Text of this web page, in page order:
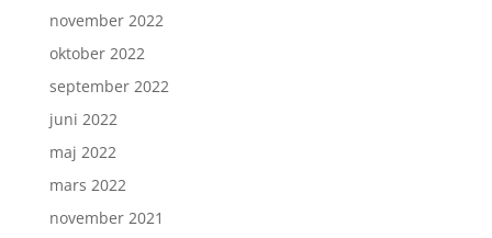
november 2022
oktober 2022
september 2022
juni 2022
maj 2022
mars 2022
november 2021